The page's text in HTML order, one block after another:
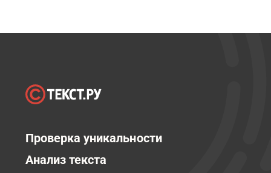
Проверка уникальности
Анализ текста